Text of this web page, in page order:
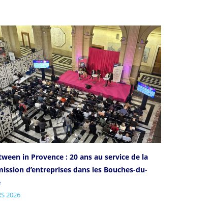
in Provence : 20 ans au service de la
d’entreprises dans les Bouches-du-
2026